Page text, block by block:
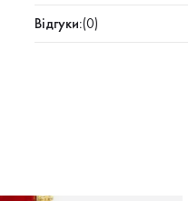
Відгуки:(0)